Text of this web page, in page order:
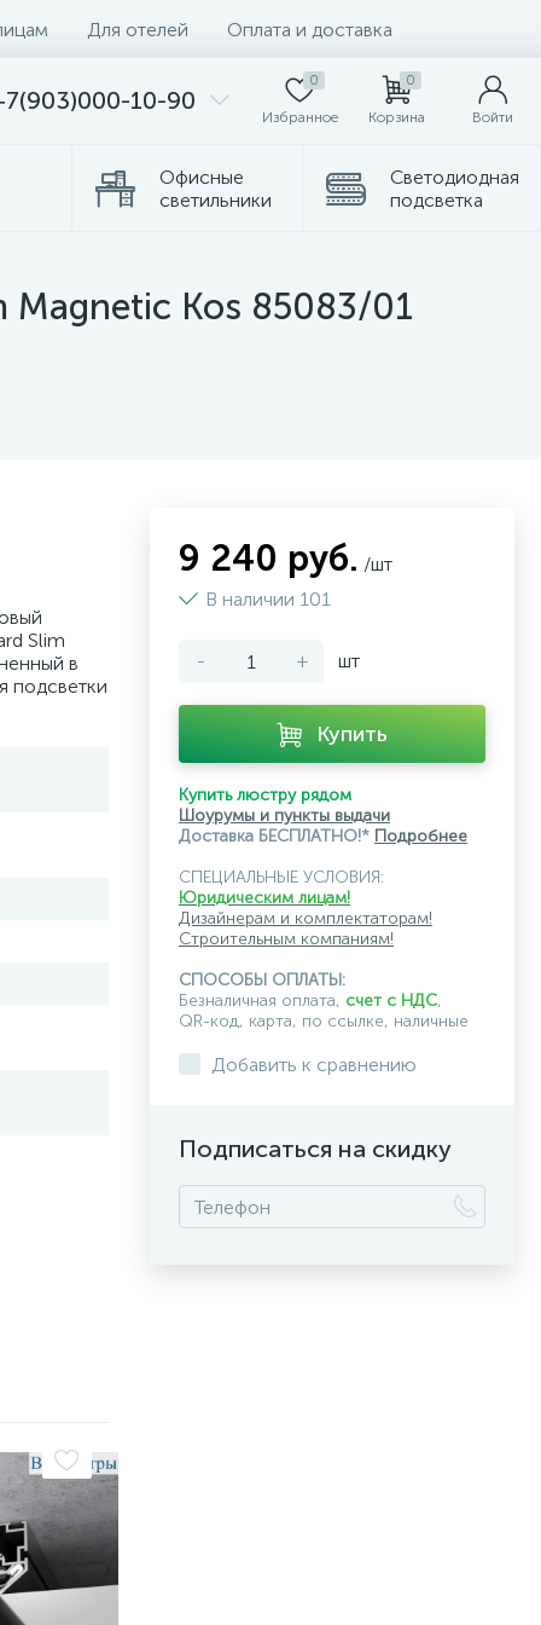
Для отелей Оплата и доставка
10-90
0
Избранное
0
Корзина Войти
Офисные
светильники
Светодиодная
подсветка
Magnetic Kos 85083/01
Slim
в
подсветки
9 240 руб. /шт
В наличии 101
- + шт
Купить
Купить люстру рядом
Шоурумы и пункты выдачи
Доставка БЕСПЛАТНО!* Подробнее
СПЕЦИАЛЬНЫЕ УСЛОВИЯ:
Юридическим лицам!
Дизайнерам и комплектаторам!
Строительным компаниям!
СПОСОБЫ ОПЛАТЫ:
Безналичная оплата, счет с НДС,
QR-код, карта, по ссылке, наличные
Добавить к сравнению
Подписаться на скидку